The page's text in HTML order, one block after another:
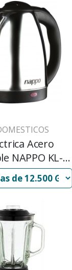
Acero
NAPPO KL-